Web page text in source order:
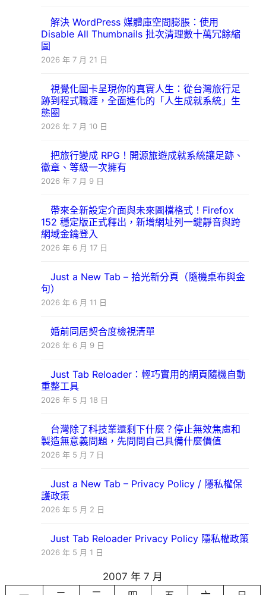
解決 WordPress 媒體庫空間膨脹：使用
Disable All Thumbnails 批次清理數十萬冗餘縮
圖
2026 年 7 月 21 日
視覺化圖卡呈現你的真實人生：從台灣旅行足
跡到程式職涯，全面進化的「人生成就系統」生
態圈
2026 年 7 月 10 日
把旅行變成 RPG！開源旅遊成就系統讓足跡、
徽章、等級一次擁有
2026 年 7 月 9 日
帶來全新設定介面與未來圖檔格式！Firefox
152 穩定版正式釋出，新增網址列一鍵靜音與跨
網域金鑰登入
2026 年 6 月 17 日
Just a New Tab – 拾光新分頁（隨機桌布與金
句）
2026 年 6 月 11 日
婚前同居契合度檢視清單
2026 年 6 月 9 日
Just Tab Reloader：輕巧實用的網頁隨機自動
重整工具
2026 年 5 月 18 日
台灣除了科技業還剩下什麼？停止無效焦慮和
製造無意義問題，先問問自己具備什麼價值
2026 年 5 月 7 日
Just a New Tab – Privacy Policy / 隱私權保
護政策
2026 年 5 月 2 日
Just Tab Reloader Privacy Policy 隱私權政策
2026 年 5 月 1 日
2007 年 7 月